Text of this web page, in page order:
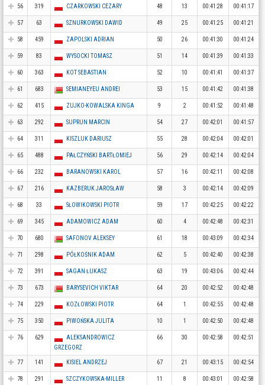
56 319 CZARKOWSKI CEZARY 48 13 00:41:28 00:41:17
57 63 SZNURKOWSKI DAWID 49 25 00:41:25 00:41:21
58 459 ZAPOLSKI ADRIAN 50 26 00:41:30 00:41:24
59 83 WYSOCKI TOMASZ 51 14 00:41:39 00:41:33
60 363 KOT SEBASTIAN 52 10 00:41:41 00:41:37
61 683 SEMIANEYEU ANDREI 53 15 00:41:42 00:41:38
62 415 ZUJKO-KOWALSKA KINGA 9 2 00:41:52 00:41:48
63 292 SUPRUN MARCIN 54 27 00:42:01 00:41:57
64 311 KISZLUK DARIUSZ 55 28 00:42:04 00:42:01
65 488 PAŁCZYŃSKI BARTŁOMIEJ 56 29 00:42:14 00:42:04
66 232 BARANOWSKI KAROL 57 16 00:42:11 00:42:08
67 216 KAZBERUK JAROSŁAW 58 3 00:42:14 00:42:09
68 33 SŁOWIKOWSKI PIOTR 59 17 00:42:25 00:42:22
69 345 ADAMOWICZ ADAM 60 4 00:42:48 00:42:31
70 680 SAFONOV ALEKSEY 61 18 00:43:09 00:42:34
71 298 PÓŁKOŚNIK ADAM 62 5 00:42:40 00:42:38
72 391 SAGAN ŁUKASZ 63 19 00:43:06 00:42:44
73 673 BARYSEVICH VIKTAR 64 20 00:42:52 00:42:48
74 229 KOZŁOWSKI PIOTR 64 1 00:42:55 00:42:48
75 350 PIWOŃSKA JULITA 10 1 00:42:50 00:42:48
76 629
ALEKSANDROWICZ
GRZEGORZ
66 30 00:42:58 00:42:51
77 141 KISIEL ANDRZEJ 67 21 00:43:15 00:42:54
78 291
SZCZYKOWSKA-MILLER
11 8 00:43:01 00:42:58